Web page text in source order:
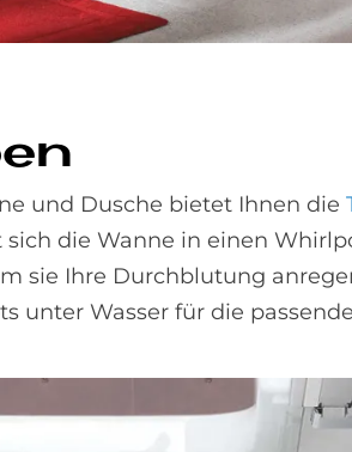
und Dusche bietet Ihnen die
die Wanne in einen
sie Ihre Durchblutung
unter Wasser für die